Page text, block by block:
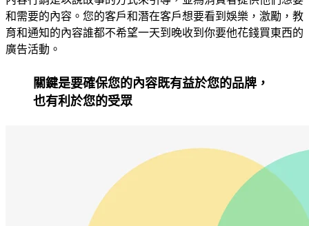
和需要的內容。您的客戶和潛在客戶想要看到娛樂，激勵，教
育和通知的內容誰都不希望一天到晚收到你要他花錢買東西的
廣告活動。
關鍵是要確保您的內容既有益於您的品牌，
也有利於您的受眾